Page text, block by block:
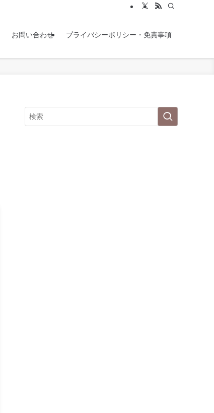
お問い合わせ プライバシーポリシー・免責事項